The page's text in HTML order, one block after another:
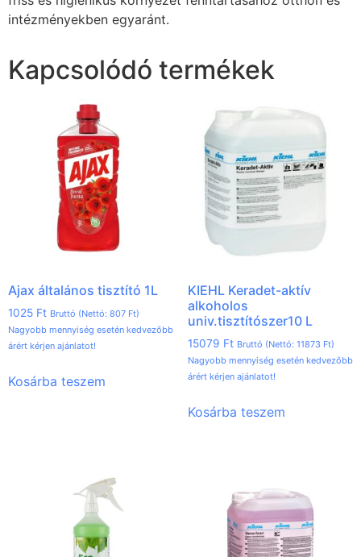
intézményekben egyaránt.
Kapcsolódó termékek
Ajax általános tisztító 1L
1025 Ft Bruttó (Nettó: 807 Ft)
Nagyobb mennyiség esetén kedvezőbb
árért kérjen ajánlatot!
Kosárba teszem
KIEHL Keradet-aktív
alkoholos
univ.tisztítószer10 L
15079 Ft Bruttó (Nettó: 11873 Ft)
Nagyobb mennyiség esetén kedvezőbb
árért kérjen ajánlatot!
Kosárba teszem